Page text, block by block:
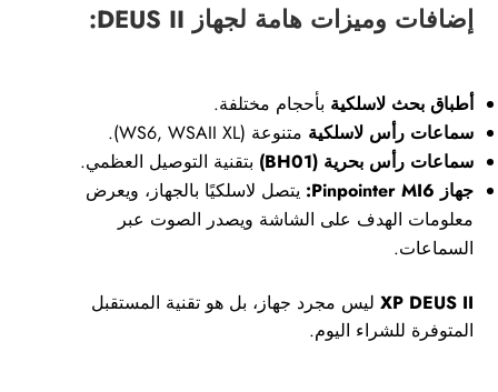
إضافات وميزات هامة لجهاز DEUS II:
أطباق بحث لاسلكية بأحجام مختلفة.
سماعات رأس لاسلكية متنوعة (WS6, WSAII XL).
سماعات رأس بحرية (BH01)
بتقنية التوصيل العظمي.
جهاز Pinpointer MI6:
يتصل لاسلكيًا بالجهاز، ويعرض
معلومات الهدف على الشاشة ويصدر الصوت عبر
السماعات.
XP DEUS II ليس مجرد جهاز، بل هو تقنية المستقبل
المتوفرة للشراء اليوم.